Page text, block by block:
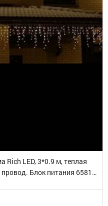
Rich LED, 3*0.9 м, теплая
Блок питания 65818,